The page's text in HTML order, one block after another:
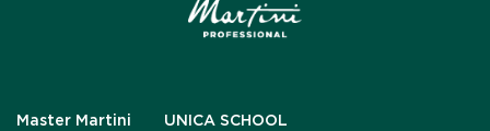
Master Martini
UNICA SCHOOL